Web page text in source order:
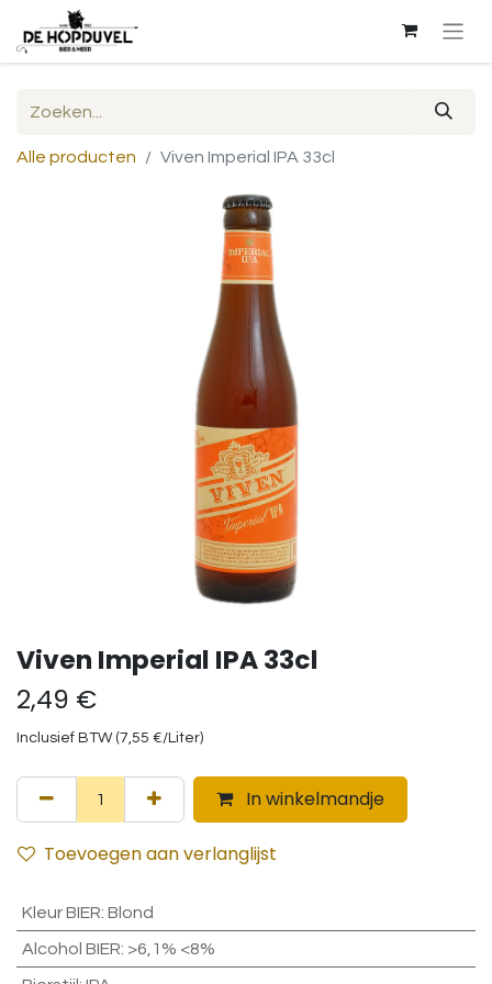
Alle producten Viven Imperial IPA 33cl
Viven Imperial IPA 33cl
2,49 €
Inclusief BTW (7,55 €/Liter)
In winkelmandje
Toevoegen aan verlanglijst
Kleur BIER: Blond
Alcohol BIER: >6,1% <8%